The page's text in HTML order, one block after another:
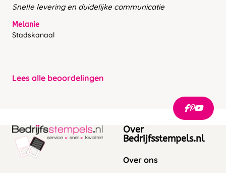
Snelle levering en duidelijke communicatie
Melanie
Stadskanaal
Lees alle beoordelingen
Over
Bedrijfsstempels.nl
Over ons